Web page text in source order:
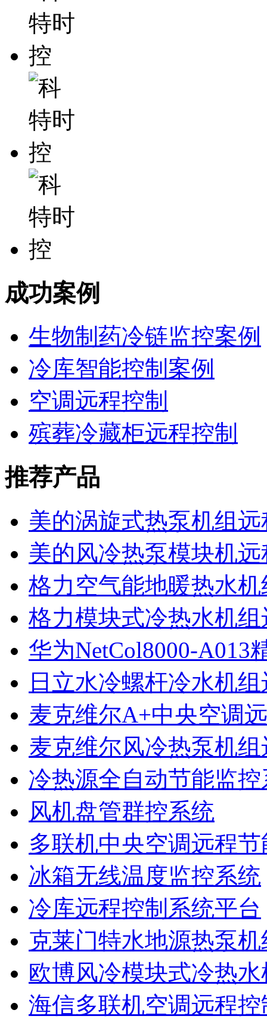
成功案例
生物制药冷链监控案例
冷库智能控制案例
空调远程控制
殡葬冷藏柜远程控制
推荐产品
美的涡旋式热泵机组
美的风冷热泵模块机
格力空气能地暖热水
格力模块式冷热水机
华为NetCol8000-A013
日立水冷螺杆冷水机
麦克维尔A+中央空调
麦克维尔风冷热泵机
冷热源全自动节能监控
风机盘管群控系统
多联机中央空调远程
冰箱无线温度监控系统
冷库远程控制系统平台
克莱门特水地源热泵
欧博风冷模块式冷热水
海信多联机空调远程控